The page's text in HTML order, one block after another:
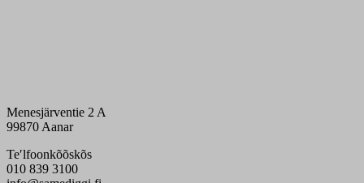
Menesjärventie 2 A
99870 Aanar
Teʹlfoonkõõskõs
010 839 3100